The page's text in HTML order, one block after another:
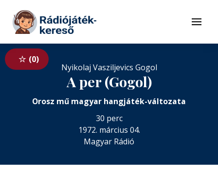
Tovább a tartalomhoz
Menü
0
Nyikolaj Vasziljevics Gogol
A per (Gogol)
Orosz mű magyar hangjáték-változata
30 perc
1972. március 04.
Magyar Rádió